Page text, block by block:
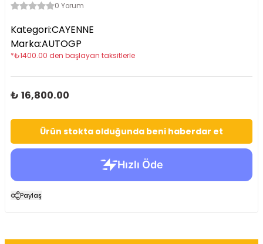
0 Yorum
Kategori:CAYENNE
Marka:AUTOGP
*₺1400.00 den başlayan taksitlerle
₺ 16,800.00
Ürün stokta olduğunda beni haberdar et
Paylaş